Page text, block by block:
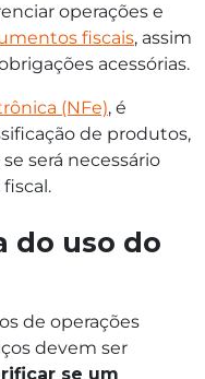
operações e
fiscais, assim
acessórias.
(NFe), é
de produtos,
será necessário
do uso do
de operações
devem ser
se um